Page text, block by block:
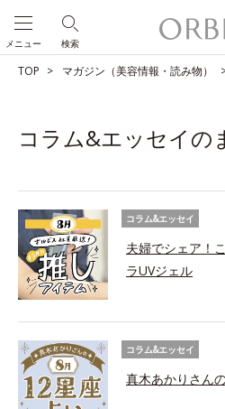
検索
メニュー
TOP マガジン（美容情報・読み物）
コラム&エッセイの
コラム&エッセイ
夫婦でシェア！
ラUVジェル
コラム&エッセイ
真木あかりさん